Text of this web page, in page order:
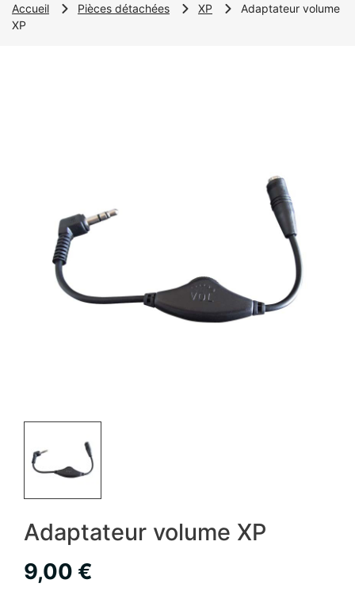
Accueil Pièces détachées XP
Adaptateur volume
XP
Adaptateur volume XP
9,00 €